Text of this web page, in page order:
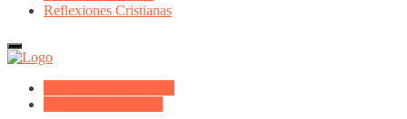
Reflexiones Cristianas